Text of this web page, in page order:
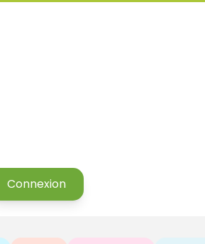
Connexion